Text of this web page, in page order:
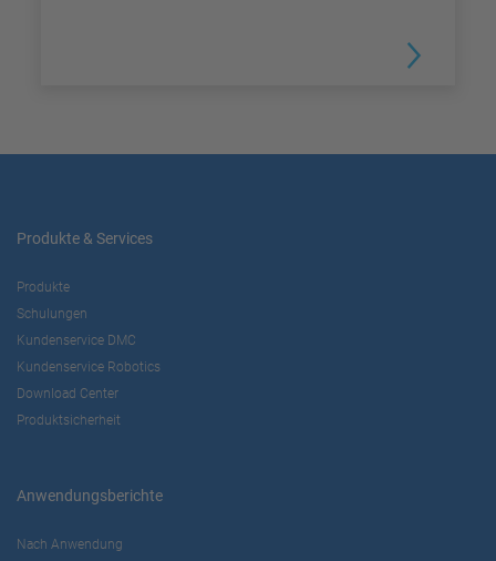
Produkte & Services
Produkte
Schulungen
Kundenservice DMC
Kundenservice Robotics
Download Center
Produktsicherheit
Anwendungsberichte
Nach Anwendung